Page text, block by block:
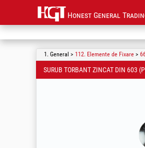
Honest General
1. General > 112. Elemente de Fixare >
SURUB TORBANT ZINCAT DIN 603